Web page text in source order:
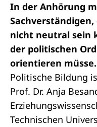
In der Anhörung
nicht neutral sein
der politischen
orientieren müsse.
Politische Bildung
Prof. Dr. Anja
Technischen